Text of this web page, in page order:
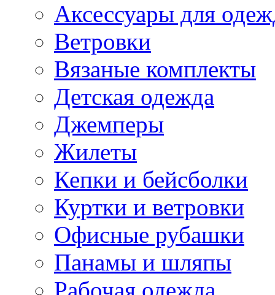
Аксессуары для
Ветровки
Вязаные комплекты
Детская одежда
Джемперы
Жилеты
Кепки и бейсболки
Куртки и ветровки
Офисные рубашки
Панамы и шляпы